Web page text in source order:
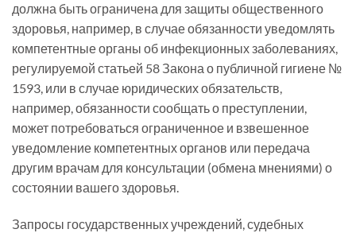
должна быть ограничена для защиты общественного
здоровья, например, в случае обязанности уведомлять
компетентные органы об инфекционных заболеваниях,
регулируемой статьей 58 Закона о публичной гигиене №
1593, или в случае юридических обязательств,
например, обязанности сообщать о преступлении,
может потребоваться ограниченное и взвешенное
уведомление компетентных органов или передача
другим врачам для консультации (обмена мнениями) о
состоянии вашего здоровья.
Запросы государственных учреждений, судебных